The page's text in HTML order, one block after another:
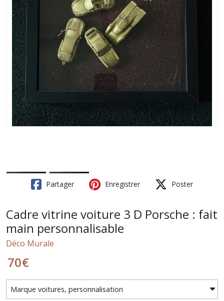
Partager Enregistrer Poster
Cadre vitrine voiture 3 D Porsche : fait
main personnalisable
Déco Murale
70€